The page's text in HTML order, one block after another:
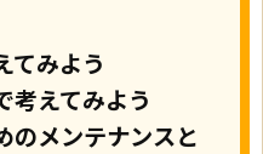
てみよう
えてみよう
メンテナンスと